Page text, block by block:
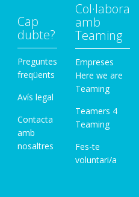
Cap
dubte?
Preguntes
freqüents
Avís legal
Contacta
amb
nosaltres
Col·labora
amb
Teaming
Empreses
Here we are
Teaming
Teamers 4
Teaming
Fes-te
voluntari/a